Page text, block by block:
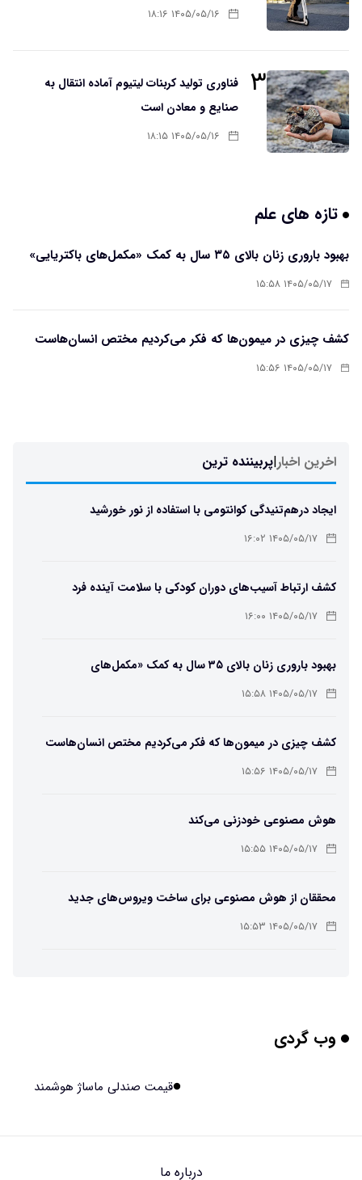
۱۴۰۵/۰۵/۱۶ ۱۸:۱۶
۳
فناوری تولید کربنات لیتیوم آماده انتقال به
صنایع و معادن است
۱۴۰۵/۰۵/۱۶ ۱۸:۱۵
تازه های علم
بهبود باروری زنان بالای ۳۵ سال به کمک «مکمل‌های باکتریایی»
۱۴۰۵/۰۵/۱۷ ۱۵:۵۸
کشف چیزی در میمون‌ها که فکر می‌کردیم مختص انسان‌هاست
۱۴۰۵/۰۵/۱۷ ۱۵:۵۶
اخرین اخبار|پربیننده ترین
ایجاد درهم‌تنیدگی کوانتومی با استفاده از نور خورشید
۱۴۰۵/۰۵/۱۷ ۱۶:۰۲
کشف ارتباط آسیب‌های دوران کودکی با سلامت آینده فرد
۱۴۰۵/۰۵/۱۷ ۱۶:۰۰
بهبود باروری زنان بالای ۳۵ سال به کمک «مکمل‌های
باکتریایی»
۱۴۰۵/۰۵/۱۷ ۱۵:۵۸
کشف چیزی در میمون‌ها که فکر می‌کردیم مختص انسان‌هاست
۱۴۰۵/۰۵/۱۷ ۱۵:۵۶
هوش مصنوعی خودزنی می‌کند
۱۴۰۵/۰۵/۱۷ ۱۵:۵۵
محققان از هوش مصنوعی برای ساخت ویروس‌های جدید
استفاده کردند
۱۴۰۵/۰۵/۱۷ ۱۵:۵۳
مریخ‌نورد ناسا به ماه فرستاده می‌شود
وب گردی
قیمت صندلی ماساژ هوشمند
درباره ما